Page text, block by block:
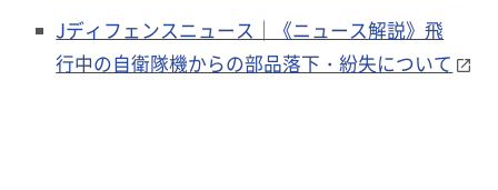
Jディフェンスニュース｜《ニュース解説》飛
行中の自衛隊機からの部品落下・紛失について